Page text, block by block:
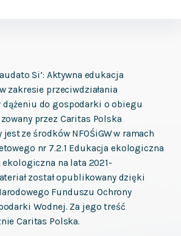
Si’: Aktywna edukacja
zakresie przeciwdziałania
do gospodarki o obiegu
przez Caritas Polska
jest ze środków NFOŚiGW w ramach
nr 7.2.1 Edukacja ekologiczna
ekologiczna na lata 2021-
został opublikowany dzięki
Funduszu Ochrony
Wodnej. Za jego treść
Caritas Polska.